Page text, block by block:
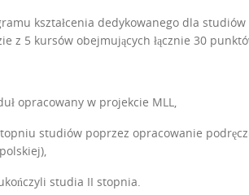
kształcenia dedykowanego dla
z 5 kursów obejmujących łącznie 30
opracowany w projekcie MLL,
studiów poprzez opracowanie
studia II stopnia.